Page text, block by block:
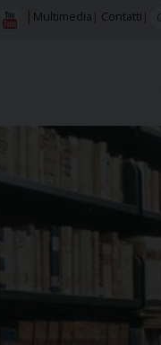
Multimedia Contatti